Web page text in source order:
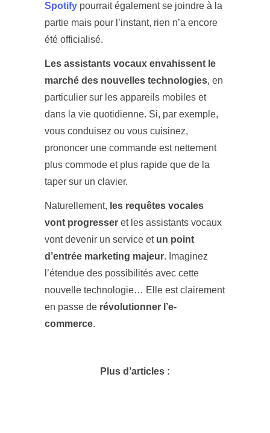
Spotify pourrait également se joindre à la
partie mais pour l’instant, rien n’a encore
été officialisé.
Les assistants vocaux envahissent le
marché des nouvelles technologies, en
particulier sur les appareils mobiles et
dans la vie quotidienne. Si, par exemple,
vous conduisez ou vous cuisinez,
prononcer une commande est nettement
plus commode et plus rapide que de la
taper sur un clavier.
Naturellement, les requêtes vocales
vont progresser et les assistants vocaux
vont devenir un service et un point
d’entrée marketing majeur. Imaginez
l’étendue des possibilités avec cette
nouvelle technologie… Elle est clairement
en passe de révolutionner l’e-
commerce.
Plus d’articles :